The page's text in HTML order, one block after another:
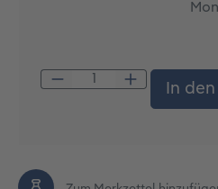
Produkt Anzahl:
In